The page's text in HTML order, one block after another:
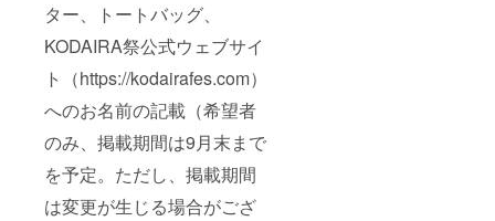
ター、トートバッグ、
KODAIRA祭公式ウェブサイ
ト（https://kodairafes.com）
へのお名前の記載（希望者
のみ、掲載期間は9月末まで
を予定。ただし、掲載期間
は変更が生じる場合がござ